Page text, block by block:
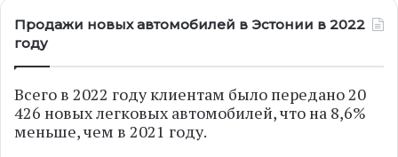
Продажи новых автомобилей в Эстонии в 2022
году
Всего в 2022 году клиентам было передано 20
426 новых легковых автомобилей, что на 8,6%
меньше, чем в 2021 году.